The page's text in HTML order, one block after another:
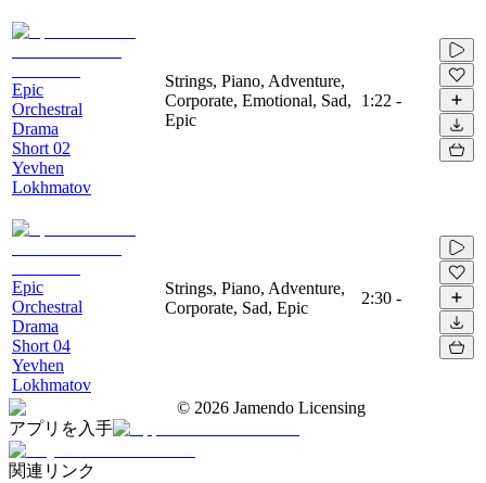
Epic
Orchestral
Drama
Short 02
Yevhen
Lokhmatov
Strings, Piano, Adventure,
Corporate, Emotional, Sad,
Epic
1:22 -
Epic
Orchestral
Drama
Short 04
Yevhen
Lokhmatov
Strings, Piano, Adventure,
Corporate, Sad, Epic
2:30 -
© 2026 Jamendo Licensing
アプリを入手
関連リンク